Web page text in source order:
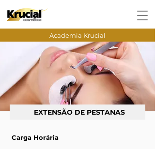
Academia Krucial
EXTENSÃO DE PESTANAS
Carga Horária